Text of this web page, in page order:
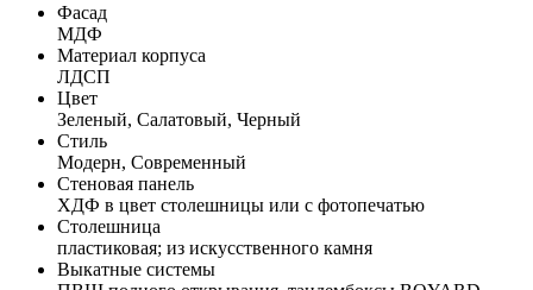
Фасад
МДФ
Материал корпуса
ЛДСП
Цвет
Зеленый, Салатовый, Черный
Стиль
Модерн, Современный
Стеновая панель
ХДФ в цвет столешницы или с фотопечатью
Столешница
пластиковая; из искусственного камня
Выкатные системы